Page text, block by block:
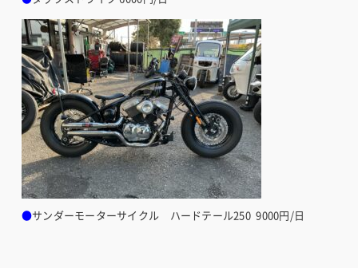
●サンダーモーターサイクル　ハードテール250  9000円/日